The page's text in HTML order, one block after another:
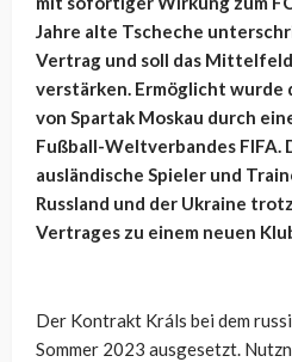
Jahre alte Tscheche
Vertrag und soll das
verstärken. Ermöglicht wurde
von Spartak Moskau durch
Fußball-Weltverbandes FIFA.
ausländische Spieler und
Russland und der Ukraine
Vertrages zu einem neuen
Der Kontrakt Králs bei dem
Sommer 2023 ausgesetzt.